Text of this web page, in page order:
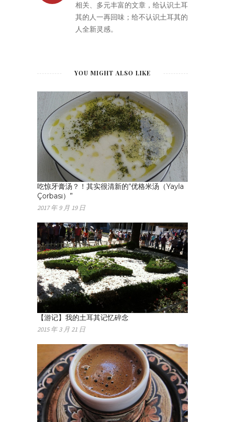
相关、多元丰富的文章，给认识土耳
其的人一再回味；给不认识土耳其的
人全新灵感。
YOU MIGHT ALSO LIKE
吃惊牙膏汤？！其实很清新的“优格米汤（Yayla
Çorbası）”
2017 年 9 月 19 日
【游记】我的土耳其记忆碎念
2015 年 3 月 21 日